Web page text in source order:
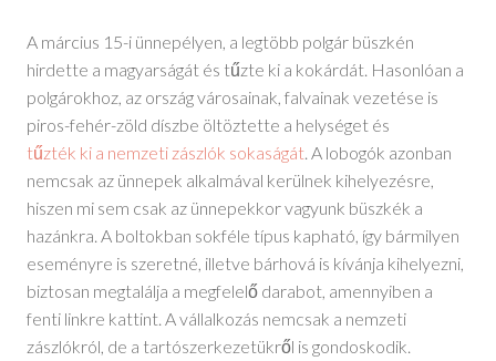
A március 15-i ünnepélyen, a legtöbb polgár büszkén
hirdette a magyarságát és tűzte ki a kokárdát. Hasonlóan a
polgárokhoz, az ország városainak, falvainak vezetése is
piros-fehér-zöld díszbe öltöztette a helységet és
tűzték ki a nemzeti zászlók sokaságát . A lobogók azonban
nemcsak az ünnepek alkalmával kerülnek kihelyezésre,
hiszen mi sem csak az ünnepekkor vagyunk büszkék a
hazánkra. A boltokban sokféle típus kapható, így bármilyen
eseményre is szeretné, illetve bárhová is kívánja kihelyezni,
biztosan megtalálja a megfelelő darabot, amennyiben a
fenti linkre kattint. A vállalkozás nemcsak a nemzeti
zászlókról, de a tartószerkezetükről is gondoskodik.